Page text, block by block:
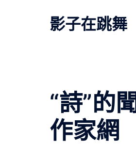
影子在跳舞
“詩”的
作家網